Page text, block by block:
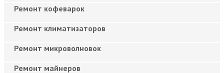
Ремонт кофеварок
Ремонт климатизаторов
Ремонт микроволновок
Ремонт майнеров